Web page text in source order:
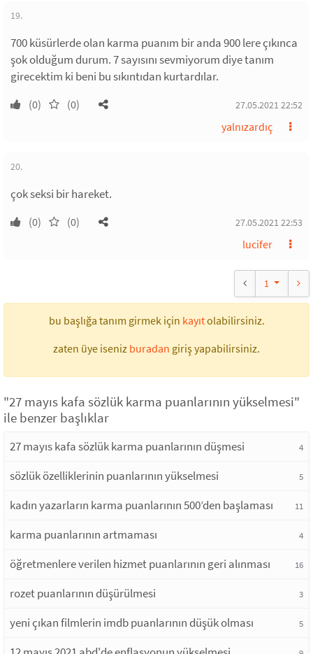
19.
700 küsürlerde olan karma puanım bir anda 900 lere çıkınca
şok olduğum durum. 7 sayısını sevmiyorum diye tanım
girecektim ki beni bu sıkıntıdan kurtardılar.
(0) (0) 27.05.2021 22:52
yalnızardıç
20.
çok seksi bir hareket.
(0) (0) 27.05.2021 22:53
lucifer
1
bu başlığa tanım girmek için kayıtolabilirsiniz.
zaten üye iseniz buradan giriş yapabilirsiniz.
"27 mayıs kafa sözlük karma puanlarının yükselmesi"
ile benzer başlıklar
27 mayıs kafa sözlük karma puanlarının düşmesi 4
sözlük özelliklerinin puanlarının yükselmesi 5
kadın yazarların karma puanlarının 500’den başlaması 11
karma puanlarının artmaması 4
öğretmenlere verilen hizmet puanlarının geri alınması 16
rozet puanlarının düşürülmesi 3
yeni çıkan filmlerin imdb puanlarının düşük olması 5